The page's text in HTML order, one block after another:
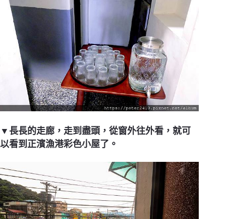
▼長長的走廊，走到盡頭，從窗外往外看，就可
以看到正濱漁港彩色小屋了。